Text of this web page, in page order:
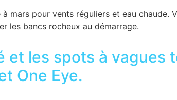
mars pour vents réguliers et eau chaude.
les bancs rocheux au démarrage.
et les spots à vagues
One Eye.